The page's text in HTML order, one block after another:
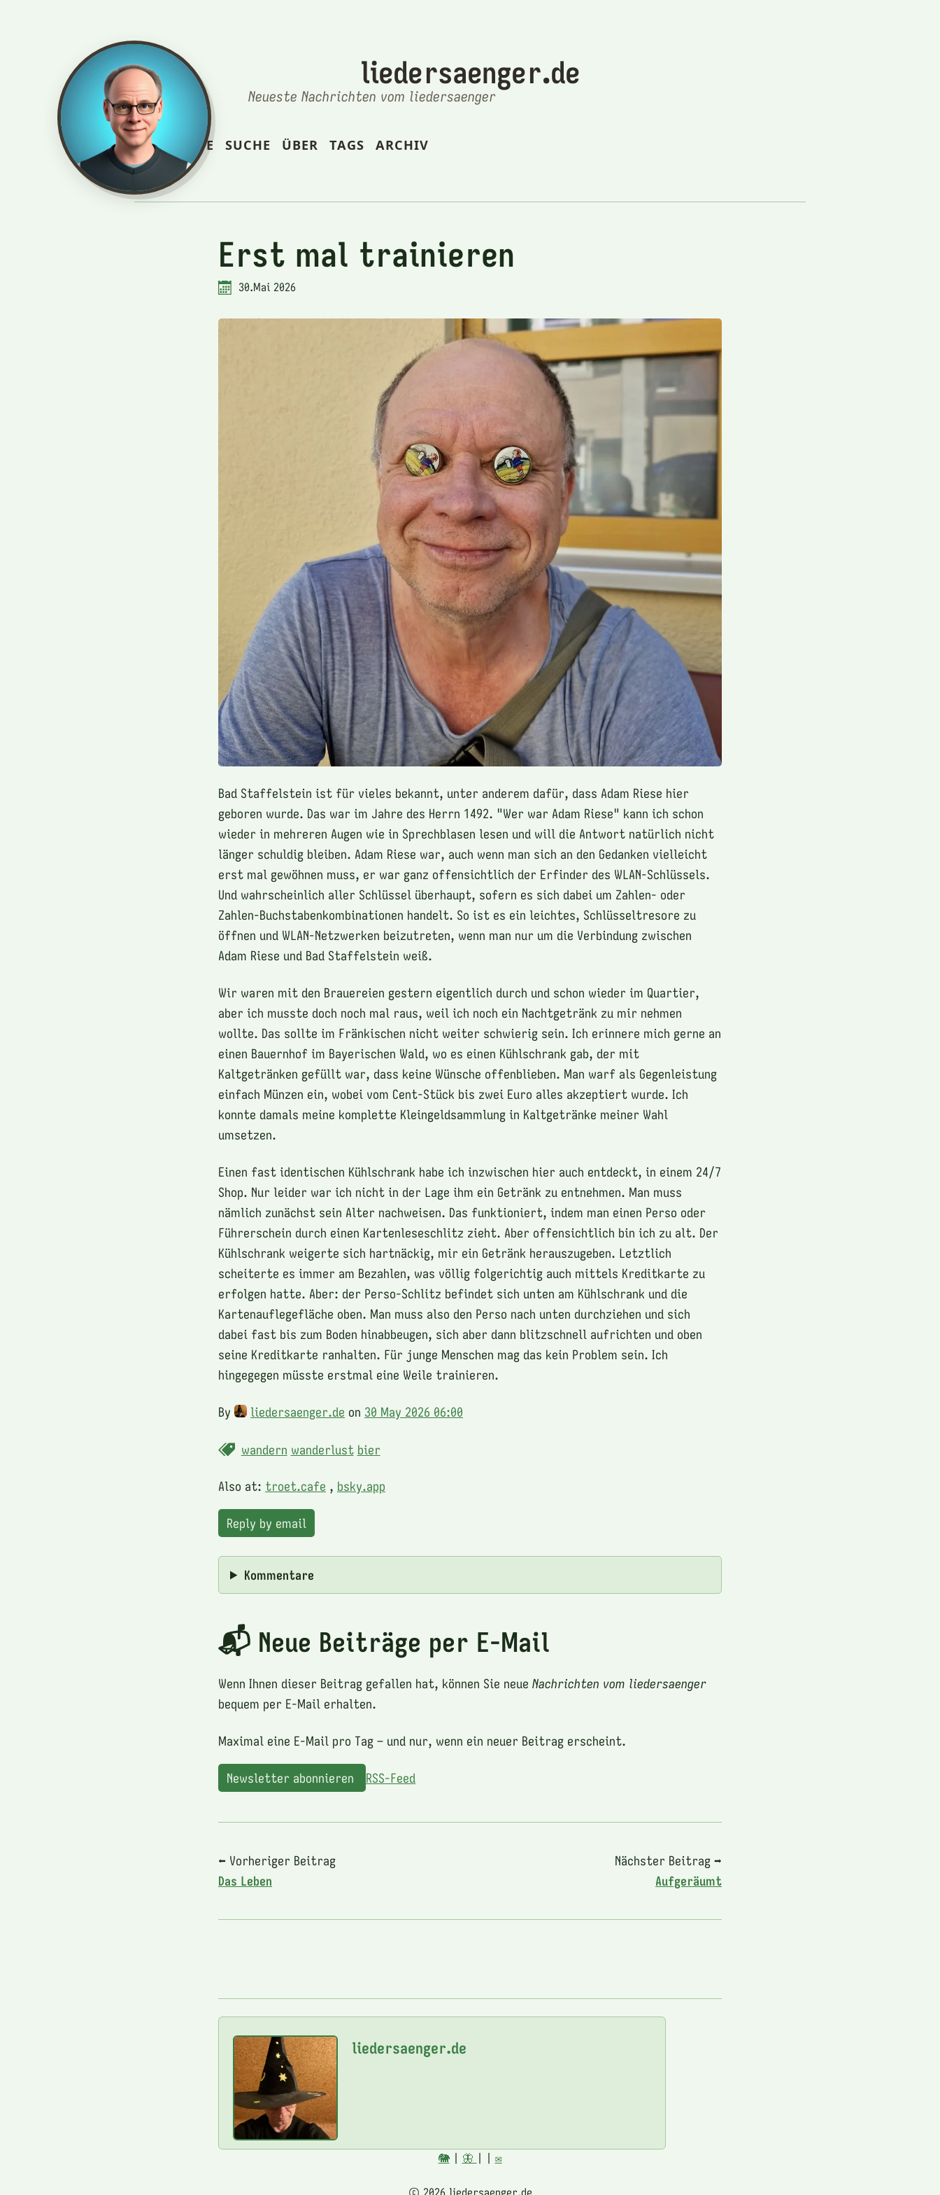
liedersaenger.de
Neueste Nachrichten vom liedersaenger
STARTSEITE SUCHE ÜBER TAGS ARCHIV
Erst mal trainieren
30.Mai 2026
Bad Staffelstein ist für vieles bekannt, unter anderem dafür, dass Adam Riese hier
geboren wurde. Das war im Jahre des Herrn 1492. "Wer war Adam Riese" kann ich schon
wieder in mehreren Augen wie in Sprechblasen lesen und will die Antwort natürlich nicht
länger schuldig bleiben. Adam Riese war, auch wenn man sich an den Gedanken vielleicht
erst mal gewöhnen muss, er war ganz offensichtlich der Erfinder des WLAN-Schlüssels.
Und wahrscheinlich aller Schlüssel überhaupt, sofern es sich dabei um Zahlen- oder
Zahlen-Buchstabenkombinationen handelt. So ist es ein leichtes, Schlüsseltresore zu
öffnen und WLAN-Netzwerken beizutreten, wenn man nur um die Verbindung zwischen
Adam Riese und Bad Staffelstein weiß.
Wir waren mit den Brauereien gestern eigentlich durch und schon wieder im Quartier,
aber ich musste doch noch mal raus, weil ich noch ein Nachtgetränk zu mir nehmen
wollte. Das sollte im Fränkischen nicht weiter schwierig sein. Ich erinnere mich gerne an
einen Bauernhof im Bayerischen Wald, wo es einen Kühlschrank gab, der mit
Kaltgetränken gefüllt war, dass keine Wünsche offenblieben. Man warf als Gegenleistung
einfach Münzen ein, wobei vom Cent-Stück bis zwei Euro alles akzeptiert wurde. Ich
konnte damals meine komplette Kleingeldsammlung in Kaltgetränke meiner Wahl
umsetzen.
Einen fast identischen Kühlschrank habe ich inzwischen hier auch entdeckt, in einem 24/7
Shop. Nur leider war ich nicht in der Lage ihm ein Getränk zu entnehmen. Man muss
nämlich zunächst sein Alter nachweisen. Das funktioniert, indem man einen Perso oder
Führerschein durch einen Kartenleseschlitz zieht. Aber offensichtlich bin ich zu alt. Der
Kühlschrank weigerte sich hartnäckig, mir ein Getränk herauszugeben. Letztlich
scheiterte es immer am Bezahlen, was völlig folgerichtig auch mittels Kreditkarte zu
erfolgen hatte. Aber: der Perso-Schlitz befindet sich unten am Kühlschrank und die
Kartenauflegefläche oben. Man muss also den Perso nach unten durchziehen und sich
dabei fast bis zum Boden hinabbeugen, sich aber dann blitzschnell aufrichten und oben
seine Kreditkarte ranhalten. Für junge Menschen mag das kein Problem sein. Ich
hingegegen müsste erstmal eine Weile trainieren.
By liedersaenger.de on 30 May 2026 06:00
wandern wanderlust bier
Also at: troet.cafe , bsky.app
Reply by email
Kommentare
📬 Neue Beiträge per E-Mail
Wenn Ihnen dieser Beitrag gefallen hat, können Sie neue Nachrichten vom liedersaenger
bequem per E-Mail erhalten.
Maximal eine E-Mail pro Tag – und nur, wenn ein neuer Beitrag erscheint.
Newsletter abonnieren RSS-Feed
⬅ Vorheriger Beitrag
Das Leben
Nächster Beitrag ➡
Aufgeräumt
liedersaenger.de
🐘| 🦋 | | ✉️
© 2026 liedersaenger.de